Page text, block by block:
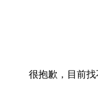
很抱歉，目前